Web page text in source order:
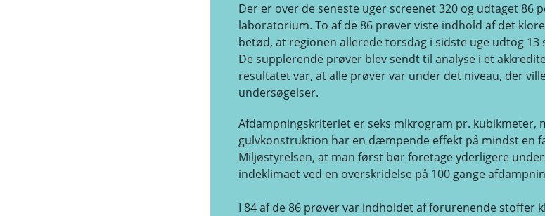
Der er over de seneste uger screenet 320 og udtaget 86
laboratorium. To af de 86 prøver viste indhold af det
betød, at regionen allerede torsdag i sidste uge udtog
De supplerende prøver blev sendt til analyse i et
resultatet var, at alle prøver var under det niveau, der
undersøgelser.
Afdampningskriteriet er seks mikrogram pr. kubikmeter,
gulvkonstruktion har en dæmpende effekt på mindst en
Miljøstyrelsen, at man først bør foretage yderligere
indeklimaet ved en overskridelse på 100 gange
I 84 af de 86 prøver var indholdet af forurenende stoffer